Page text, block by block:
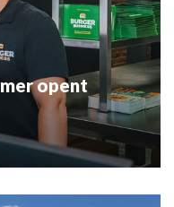
opent